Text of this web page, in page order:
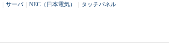
サーバ NEC（日本電気） タッチパネル